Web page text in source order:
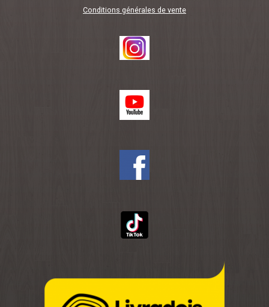
Conditions générales de vente